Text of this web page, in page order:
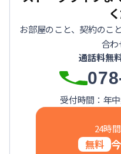
お部屋のこと、契約のこ
合
通話料無
受付時間：年
24時
無料